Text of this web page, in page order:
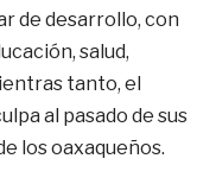
de desarrollo, con
salud,
tanto, el
al pasado de sus
los oaxaqueños.